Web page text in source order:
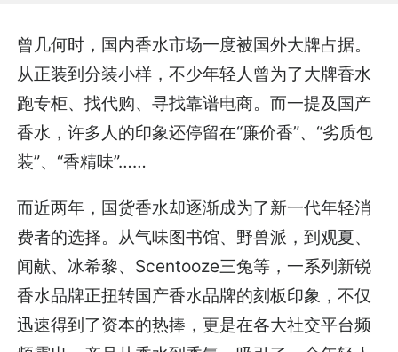
曾几何时，国内香水市场一度被国外大牌占据。
从正装到分装小样，不少年轻人曾为了大牌香水
跑专柜、找代购、寻找靠谱电商。而一提及国产
香水，许多人的印象还停留在“廉价香”、“劣质包
装”、“香精味”……
而近两年，国货香水却逐渐成为了新一代年轻消
费者的选择。从气味图书馆、野兽派，到观夏、
闻献、冰希黎、Scentooze三兔等，一系列新锐
香水品牌正扭转国产香水品牌的刻板印象，不仅
迅速得到了资本的热捧，更是在各大社交平台频